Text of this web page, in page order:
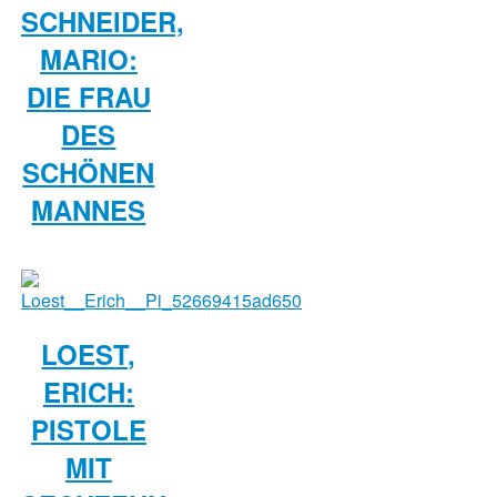
SCHNEIDER,
MARIO:
DIE FRAU
DES
SCHÖNEN
MANNES
LOEST,
ERICH:
PISTOLE
MIT